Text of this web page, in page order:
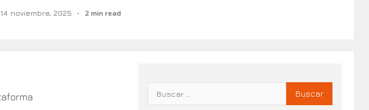
14 noviembre, 2025 2 min read